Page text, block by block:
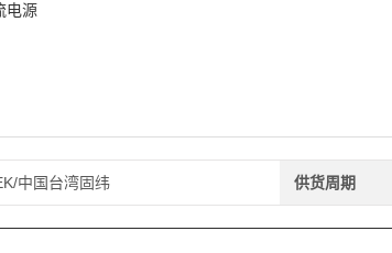
电源
中国台湾固纬 供货周期